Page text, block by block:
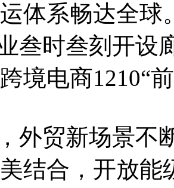
体系畅达全球
叁时叁刻开设
境电商1210“
外贸新场景不
结合，开放能